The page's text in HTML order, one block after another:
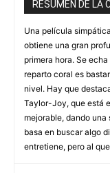
RESUMEN DE LA
Una película
obtiene una gran
primera hora. Se
reparto coral es
nivel. Hay que
Taylor-Joy, que está
mejorable, dando
basa en buscar algo
entretiene, pero al